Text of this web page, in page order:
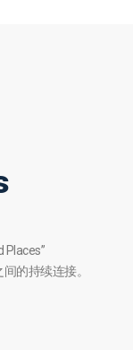
Places”
的持续连接。